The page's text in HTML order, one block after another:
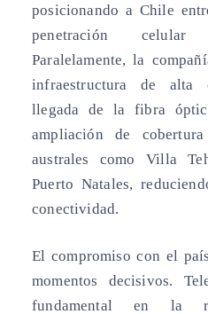
posicionando a Chile
penetración celular
Paralelamente, la
infraestructura de alta
llegada de la fibra
ampliación de
australes como Villa
Puerto Natales,
conectividad.
El compromiso con el
momentos decisivos.
fundamental en la